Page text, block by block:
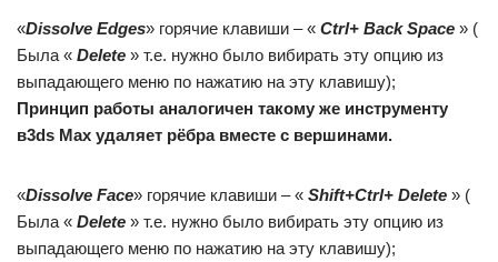
«Dissolve Edges» горячие клавиши – « Ctrl+ Back Space » (
Была « Delete » т.е. нужно было вибирать эту опцию из
выпадающего меню по нажатию на эту клавишу);
Принцип работы аналогичен такому же инструменту
в3ds Max удаляет рёбра вместе с вершинами.
«Dissolve Face» горячие клавиши – « Shift+Ctrl+ Delete » (
Была « Delete » т.е. нужно было вибирать эту опцию из
выпадающего меню по нажатию на эту клавишу);